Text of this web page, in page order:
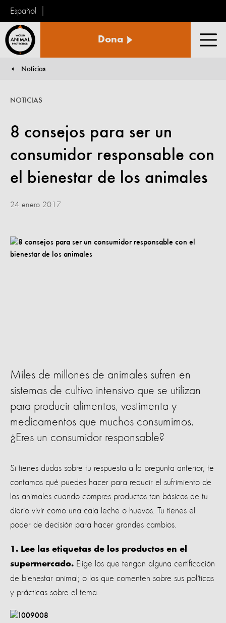
Español
Animal
Dona
Noticias
8 consejos para ser un
consumidor responsable con
el bienestar de los animales
NOTICIAS
24 enero 2017
Miles de millones de animales sufren en
sistemas de cultivo intensivo que se utilizan
para producir alimentos, vestimenta y
medicamentos que muchos consumimos.
¿Eres un consumidor responsable?
Si tienes dudas sobre tu respuesta a la pregunta anterior, te
contamos qué puedes hacer para reducir el sufrimiento de
los animales cuando compres productos tan básicos de tu
diario vivir como una caja leche o huevos. Tu tienes el
poder de decisión para hacer grandes cambios.
1. Lee las etiquetas de los productos en el
supermercado. Elige los que tengan alguna certificación
de bienestar animal; o los que comenten sobre sus políticas
y prácticas sobre el tema.